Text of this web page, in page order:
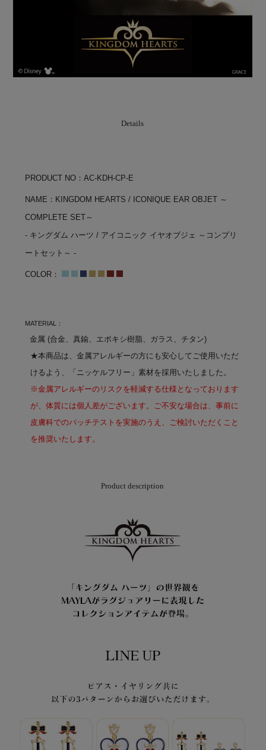
Details
PRODUCT NO：AC-KDH-CP-E
NAME：KINGDOM HEARTS / ICONIQUE EAR OBJET ～
COMPLETE SET～
- キングダム ハーツ / アイコニック イヤオブジェ ～コンプリ
ートセット～ -
COLOR：
MATERIAL：
金属 (合金、真鍮、エポキシ樹脂、ガラス、チタン)
★本商品は、金属アレルギーの方にも安心してご使用いただ
けるよう、「ニッケルフリー」素材を採用いたしました。
※金属アレルギーのリスクを軽減する仕様となっております
が、体質には個人差がございます。ご不安な場合は、事前に
皮膚科でのパッチテストを実施のうえ、ご検討いただくこと
を推奨いたします。
Product description